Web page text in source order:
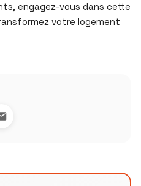
engagez-vous dans cette
votre logement